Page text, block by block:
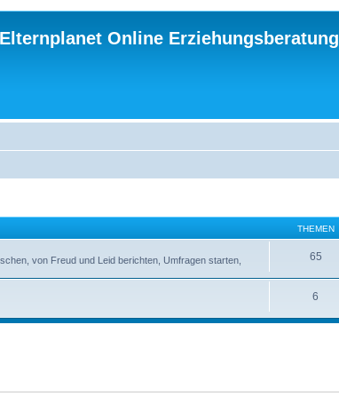
Online Erziehungsberatung
THEMEN
von Freud und Leid berichten, Umfragen starten,
65
6